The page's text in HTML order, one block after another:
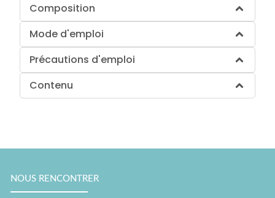
Composition
Mode d'emploi
Précautions d'emploi
Contenu
NOUS RENCONTRER